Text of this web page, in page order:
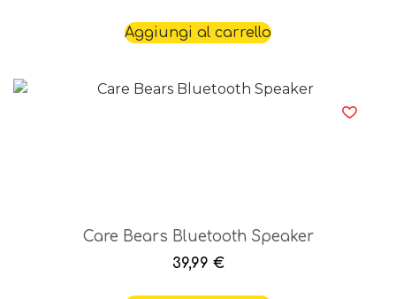
Aggiungi al carrello
Care Bears Bluetooth Speaker
39,99 €